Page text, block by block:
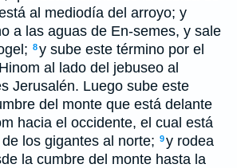
al mediodía del arroyo; y
a las aguas de En-semes, y sale
8y sube este término por el
al lado del jebuseo al
Jerusalén. Luego sube este
del monte que está delante
hacia el occidente, el cual está
los gigantes al norte; 9y rodea
la cumbre del monte hasta la